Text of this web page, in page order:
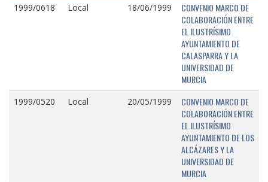
1999/0618 Local 18/06/1999
CONVENIO MARCO DE
COLABORACIÓN ENTRE
EL ILUSTRÍSIMO
AYUNTAMIENTO DE
CALASPARRA Y LA
UNIVERSIDAD DE
MURCIA
1999/0520 Local 20/05/1999
CONVENIO MARCO DE
COLABORACIÓN ENTRE
EL ILUSTRÍSIMO
AYUNTAMIENTO DE LOS
ALCÁZARES Y LA
UNIVERSIDAD DE
MURCIA